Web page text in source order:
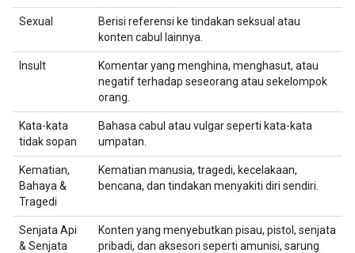
Sexual
Berisi referensi ke tindakan seksual atau
konten cabul lainnya.
Insult
Komentar yang menghina, menghasut, atau
negatif terhadap seseorang atau sekelompok
orang.
Kata-kata
tidak sopan
Bahasa cabul atau vulgar seperti kata-kata
umpatan.
Kematian,
Bahaya &
Tragedi
Kematian manusia, tragedi, kecelakaan,
bencana, dan tindakan menyakiti diri sendiri.
Senjata Api
& Senjata
Konten yang menyebutkan pisau, pistol, senjata
pribadi, dan aksesori seperti amunisi, sarung